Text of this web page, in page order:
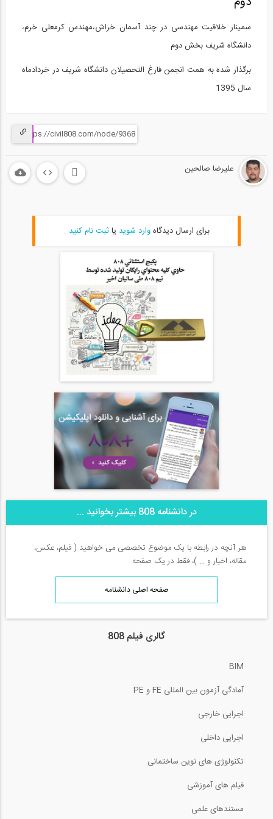
سمینار خلاقیت مهندسی در چند آسمان خراش،مهندس کرمعلی خرم،
دانشگاه شریف بخش دوم
برگذار شده به همت انجمن فارغ التحصیلان دانشگاه شریف در خردادماه
سال 1395
علیرضا صالحین
برای ارسال دیدگاهوارد شوید یاثبت نام کنید .
در دانشنامه 808 بیشتر بخوانید ...
هر آنچه در رابطه با یک موضوع تخصصی می خواهید ( فیلم، عکس،
مقاله، اخبار و ... )، فقط در یک صفحه
صفحه اصلی دانشنامه
گالری فیلم 808
BIM
آمادگی آزمون بین المللی FE و PE
اجرایی خارجی
اجرایی داخلی
تکنولوژی های نوین ساختمانی
فیلم های آموزشی
مستندهای علمی